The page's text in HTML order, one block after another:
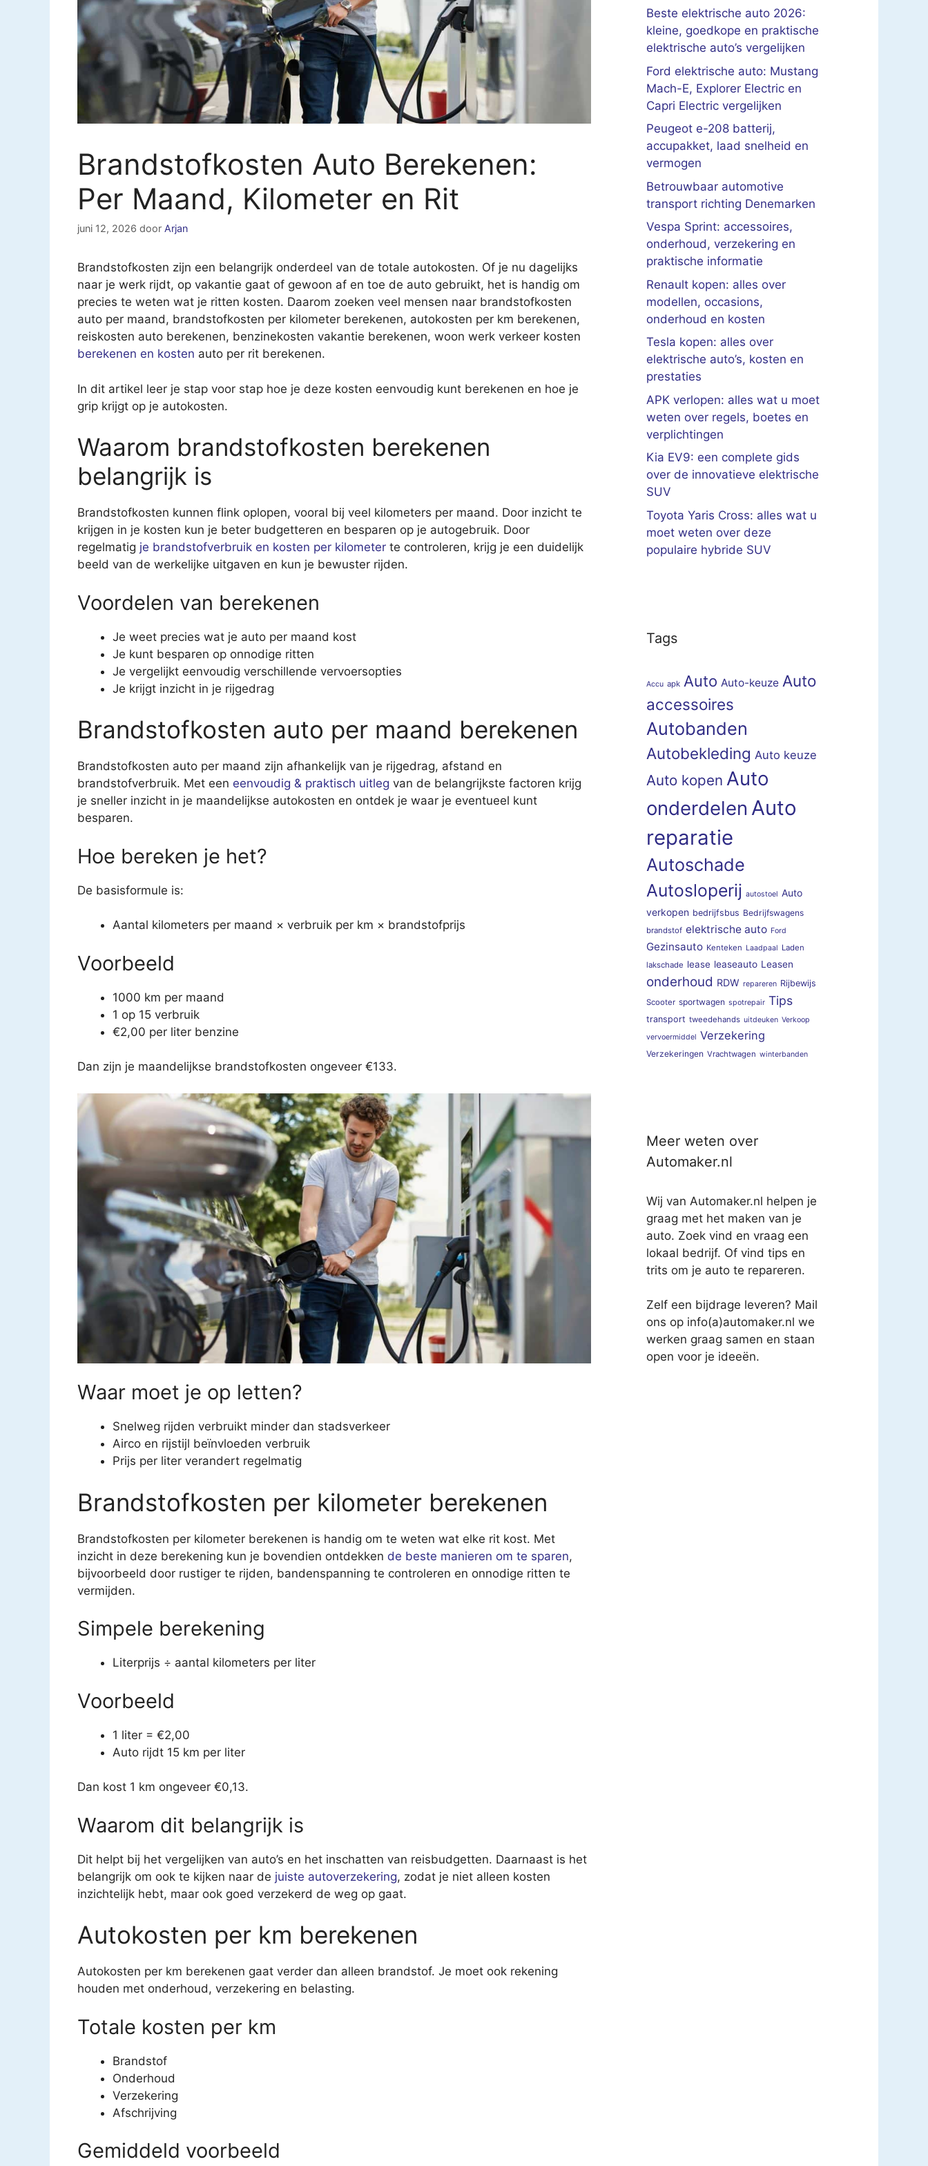
Brandstofkosten Auto Berekenen:
Per Maand, Kilometer en Rit
juni 12, 2026 door Arjan
Brandstofkosten zijn een belangrijk onderdeel van de totale autokosten. Of je nu dagelijks
naar je werk rijdt, op vakantie gaat of gewoon af en toe de auto gebruikt, het is handig om
precies te weten wat je ritten kosten. Daarom zoeken veel mensen naar brandstofkosten
auto per maand, brandstofkosten per kilometer berekenen, autokosten per km berekenen,
reiskosten auto berekenen, benzinekosten vakantie berekenen, woon werk verkeer kosten
berekenen en kosten auto per rit berekenen.
In dit artikel leer je stap voor stap hoe je deze kosten eenvoudig kunt berekenen en hoe je
grip krijgt op je autokosten.
Waarom brandstofkosten berekenen
belangrijk is
Brandstofkosten kunnen flink oplopen, vooral bij veel kilometers per maand. Door inzicht te
krijgen in je kosten kun je beter budgetteren en besparen op je autogebruik. Door
regelmatig je brandstofverbruik en kosten per kilometer te controleren, krijg je een duidelijk
beeld van de werkelijke uitgaven en kun je bewuster rijden.
Voordelen van berekenen
Je weet precies wat je auto per maand kost
Je kunt besparen op onnodige ritten
Je vergelijkt eenvoudig verschillende vervoersopties
Je krijgt inzicht in je rijgedrag
Brandstofkosten auto per maand berekenen
Brandstofkosten auto per maand zijn afhankelijk van je rijgedrag, afstand en
brandstofverbruik. Met een eenvoudig & praktisch uitleg van de belangrijkste factoren krijg
je sneller inzicht in je maandelijkse autokosten en ontdek je waar je eventueel kunt
besparen.
Hoe bereken je het?
De basisformule is:
Aantal kilometers per maand × verbruik per km × brandstofprijs
Voorbeeld
1000 km per maand
1 op 15 verbruik
€2,00 per liter benzine
Dan zijn je maandelijkse brandstofkosten ongeveer €133.
Waar moet je op letten?
Snelweg rijden verbruikt minder dan stadsverkeer
Airco en rijstijl beïnvloeden verbruik
Prijs per liter verandert regelmatig
Brandstofkosten per kilometer berekenen
Brandstofkosten per kilometer berekenen is handig om te weten wat elke rit kost. Met
inzicht in deze berekening kun je bovendien ontdekken de beste manieren om te sparen,
bijvoorbeeld door rustiger te rijden, bandenspanning te controleren en onnodige ritten te
vermijden.
Simpele berekening
Literprijs ÷ aantal kilometers per liter
Voorbeeld
1 liter = €2,00
Auto rijdt 15 km per liter
Dan kost 1 km ongeveer €0,13.
Waarom dit belangrijk is
Dit helpt bij het vergelijken van auto’s en het inschatten van reisbudgetten. Daarnaast is het
belangrijk om ook te kijken naar de juiste autoverzekering, zodat je niet alleen kosten
inzichtelijk hebt, maar ook goed verzekerd de weg op gaat.
Autokosten per km berekenen
Autokosten per km berekenen gaat verder dan alleen brandstof. Je moet ook rekening
houden met onderhoud, verzekering en belasting.
Totale kosten per km
Brandstof
Onderhoud
Verzekering
Afschrijving
Gemiddeld voorbeeld
Beste elektrische auto 2026:
kleine, goedkope en praktische
elektrische auto’s vergelijken
Ford elektrische auto: Mustang
Mach-E, Explorer Electric en
Capri Electric vergelijken
Peugeot e-208 batterij,
accupakket, laad snelheid en
vermogen
Betrouwbaar automotive
transport richting Denemarken
Vespa Sprint: accessoires,
onderhoud, verzekering en
praktische informatie
Renault kopen: alles over
modellen, occasions,
onderhoud en kosten
Tesla kopen: alles over
elektrische auto’s, kosten en
prestaties
APK verlopen: alles wat u moet
weten over regels, boetes en
verplichtingen
Kia EV9: een complete gids
over de innovatieve elektrische
SUV
Toyota Yaris Cross: alles wat u
moet weten over deze
populaire hybride SUV
Tags
Accu apk Auto Auto-keuze Auto
accessoires
Autobanden
Autobekleding Auto keuze
Auto kopen Auto
onderdelen Auto
reparatie
Autoschade
Autosloperij autostoel Auto
verkopen bedrijfsbus Bedrijfswagens
brandstof elektrische auto Ford
Gezinsauto Kenteken Laadpaal Laden
lakschade lease leaseauto Leasen
onderhoud RDW repareren Rijbewijs
Scooter sportwagen spotrepair Tips
transport tweedehands uitdeuken Verkoop
vervoermiddel Verzekering
Verzekeringen Vrachtwagen winterbanden
Meer weten over
Automaker.nl
Wij van Automaker.nl helpen je
graag met het maken van je
auto. Zoek vind en vraag een
lokaal bedrijf. Of vind tips en
trits om je auto te repareren.
Zelf een bijdrage leveren? Mail
ons op info(a)automaker.nl we
werken graag samen en staan
open voor je ideeën.